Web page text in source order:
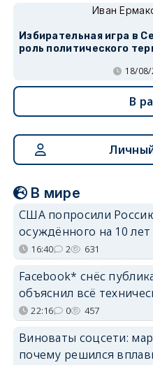
Иван
Избирательная игра в
роль политического
18/
В
В мире
США попросили
осуждённого на 10
16:40 2 631
Facebook* снёс
объяснил всё
22:16 0 457
Виноваты соцсети:
почему решился